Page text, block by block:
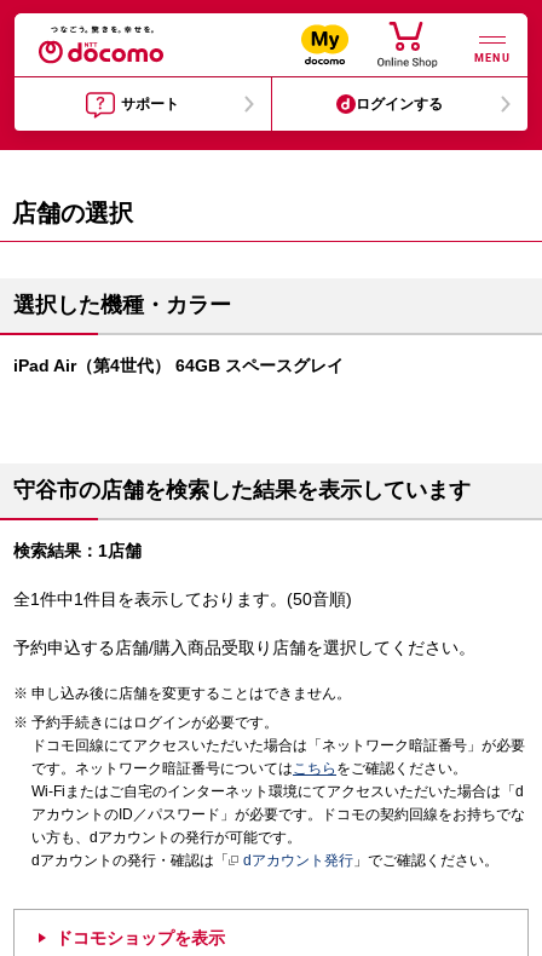
MENU
サポート ログインする
店舗の選択
選択した機種・カラー
iPad Air（第4世代） 64GB スペースグレイ
守谷市の店舗を検索した結果を表示しています
検索結果：1店舗
全1件中1件目を表示しております。(50音順)
予約申込する店舗/購入商品受取り店舗を選択してください。
申し込み後に店舗を変更することはできません。
予約手続きにはログインが必要です。
ドコモ回線にてアクセスいただいた場合は「ネットワーク暗証番号」が必要
です。ネットワーク暗証番号についてはこちら をご確認ください。
Wi-Fiまたはご自宅のインターネット環境にてアクセスいただいた場合は「d
アカウントのID／パスワード」が必要です。ドコモの契約回線をお持ちでな
い方も、dアカウントの発行が可能です。
dアカウントの発行・確認は「
dアカウント発行 」でご確認ください。
ドコモショップを表示